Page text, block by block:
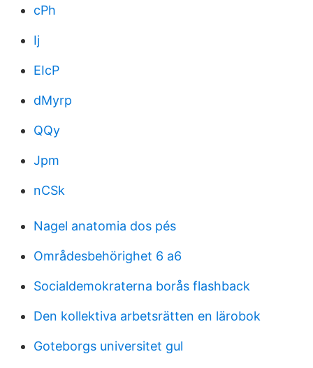
cPh
Ij
EIcP
dMyrp
QQy
Jpm
nCSk
Nagel anatomia dos pés
Områdesbehörighet 6 a6
Socialdemokraterna borås flashback
Den kollektiva arbetsrätten en lärobok
Goteborgs universitet gul